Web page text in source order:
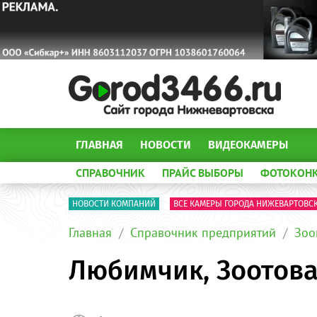
ГЛАВНАЯ НОВОСТИ ВИДЕОКАМЕРЫ
СПРАВОЧНИК ПРАЙС ВЫБОРЫ
НОВОСТИ КОМПАНИЙ ВСЕ КАМЕРЫ ГОРОДА
Главная Справочник предприятий
Любимчик,